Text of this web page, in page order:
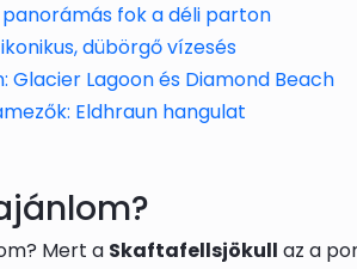
fok a déli parton
dübörgő vízesés
Glacier Lagoon és Diamond Beach
Eldhraun hangulat
Mert a Skaftafellsjökull az a